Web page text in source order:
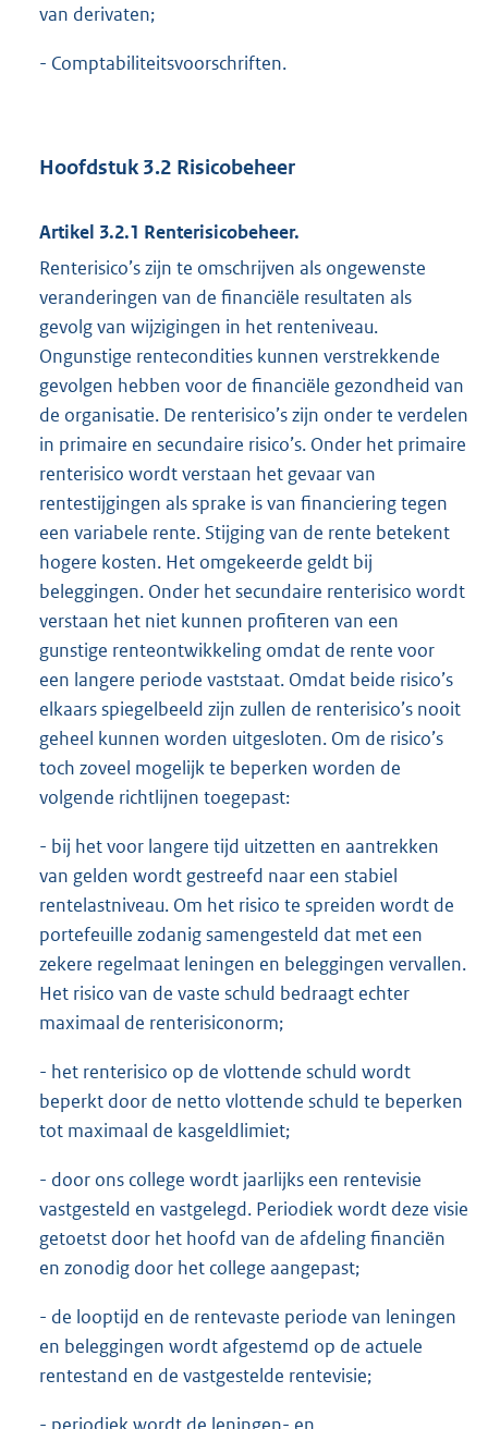
van derivaten;
- Comptabiliteitsvoorschriften.
Hoofdstuk 3.2 Risicobeheer
Artikel 3.2.1 Renterisicobeheer.
Renterisico’s zijn te omschrijven als ongewenste
veranderingen van de financiële resultaten als
gevolg van wijzigingen in het renteniveau.
Ongunstige rentecondities kunnen verstrekkende
gevolgen hebben voor de financiële gezondheid van
de organisatie. De renterisico’s zijn onder te verdelen
in primaire en secundaire risico’s. Onder het primaire
renterisico wordt verstaan het gevaar van
rentestijgingen als sprake is van financiering tegen
een variabele rente. Stijging van de rente betekent
hogere kosten. Het omgekeerde geldt bij
beleggingen. Onder het secundaire renterisico wordt
verstaan het niet kunnen profiteren van een
gunstige renteontwikkeling omdat de rente voor
een langere periode vaststaat. Omdat beide risico’s
elkaars spiegelbeeld zijn zullen de renterisico’s nooit
geheel kunnen worden uitgesloten. Om de risico’s
toch zoveel mogelijk te beperken worden de
volgende richtlijnen toegepast:
- bij het voor langere tijd uitzetten en aantrekken
van gelden wordt gestreefd naar een stabiel
rentelastniveau. Om het risico te spreiden wordt de
portefeuille zodanig samengesteld dat met een
zekere regelmaat leningen en beleggingen vervallen.
Het risico van de vaste schuld bedraagt echter
maximaal de renterisiconorm;
- het renterisico op de vlottende schuld wordt
beperkt door de netto vlottende schuld te beperken
tot maximaal de kasgeldlimiet;
- door ons college wordt jaarlijks een rentevisie
vastgesteld en vastgelegd. Periodiek wordt deze visie
getoetst door het hoofd van de afdeling financiën
en zonodig door het college aangepast;
- de looptijd en de rentevaste periode van leningen
en beleggingen wordt afgestemd op de actuele
rentestand en de vastgestelde rentevisie;